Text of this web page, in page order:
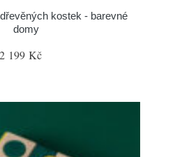
kostek - barevné
domy
2 199 Kč